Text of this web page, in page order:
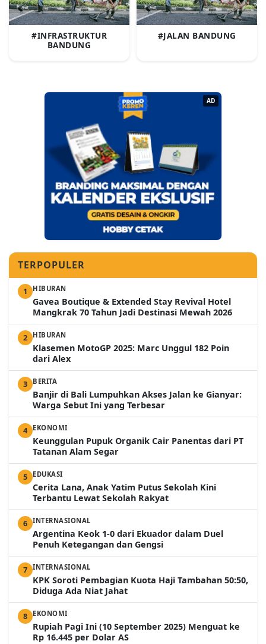
#INFRASTRUKTUR
BANDUNG
#JALAN BANDUNG
AD
TERPOPULER
1 HIBURAN
Gavea Boutique & Extended Stay Revival Hotel
Mangkrak 70 Tahun Jadi Destinasi Mewah 2026
2 HIBURAN
Klasemen MotoGP 2025: Marc Unggul 182 Poin
dari Alex
3 BERITA
Banjir di Bali Lumpuhkan Akses Jalan ke Gianyar:
Warga Sebut Ini yang Terbesar
4 EKONOMI
Keunggulan Pupuk Organik Cair Panentas dari PT
Tatanan Alam Segar
5 EDUKASI
Cerita Lana, Anak Yatim Putus Sekolah Kini
Terbantu Lewat Sekolah Rakyat
6 INTERNASIONAL
Argentina Keok 1-0 dari Ekuador dalam Duel
Penuh Ketegangan dan Gengsi
7 INTERNASIONAL
KPK Soroti Pembagian Kuota Haji Tambahan 50:50,
Diduga Ada Niat Jahat
8 EKONOMI
Rupiah Pagi Ini (10 September 2025) Menguat ke
Rp 16.445 per Dolar AS